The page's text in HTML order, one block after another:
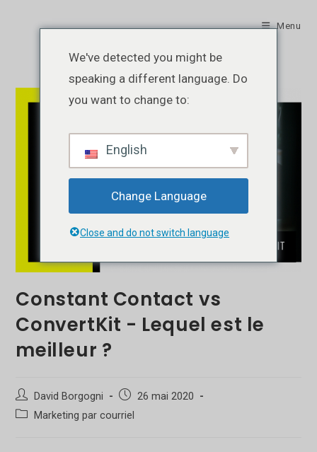
Menu
Constant Contact vs
ConvertKit - Lequel est le
meilleur ?
Auteur/autrice
de
David Borgogni
Poste
publié
26 mai 2020
Catégorie
Marketing par courriel
We've detected you might be
speaking a different language. Do
you want to change to:
English
Change Language
Close and do not switch language